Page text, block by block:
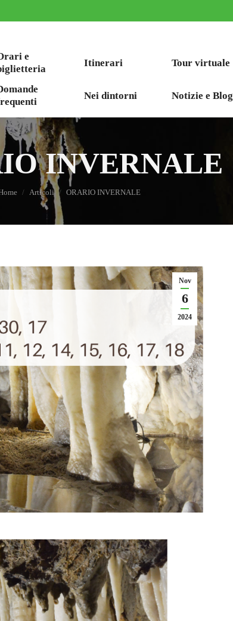
e
Itinerari Tour virtuale
Nei dintorni Notizie e Blog
INVERNALE
are here:
Articoli ORARIO INVERNALE
Nov
6
2024